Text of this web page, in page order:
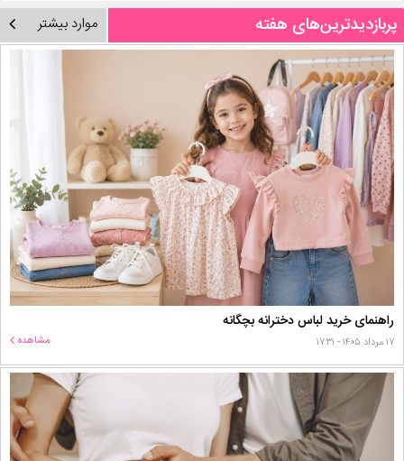
پربازدیدترین‌های هفته موارد بیشتر
راهنمای خرید لباس دخترانه بچگانه
۱۷ مرداد ۱۴۰۵ - ۱۷:۳۱ مشاهده